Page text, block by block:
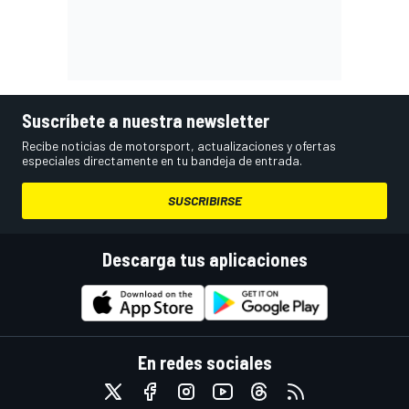
Suscríbete a nuestra newsletter
Recibe noticias de motorsport, actualizaciones y ofertas
especiales directamente en tu bandeja de entrada.
SUSCRIBIRSE
Descarga tus aplicaciones
En redes sociales